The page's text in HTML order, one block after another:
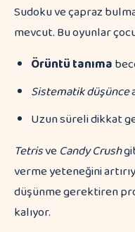
Sudoku ve çapraz
mevcut. Bu oyunlar
Örüntü tanıma
Sistematik düşünce
Uzun süreli dikkat
TetrisveCandy Crush
verme yeteneğini
düşünme gerektiren
kalıyor.